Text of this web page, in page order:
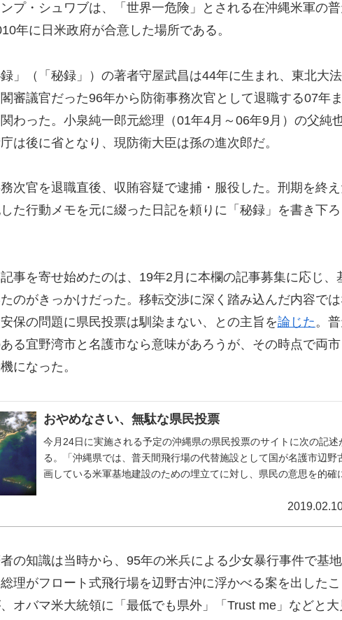
プ・シュワブは、「世界一危険」とされる在沖縄米軍の
年に日米政府が合意した場所である。
録」（「秘録」）の著者守屋武昌は44年に生まれ、東北大
審議官だった96年から防衛事務次官として退職する07年
わった。小泉純一郎元総理（01年4月～06年9月）の父純
は後に省となり、現防衛大臣は孫の進次郎だ。
次官を退職直後、収賄容疑で逮捕・服役した。刑期を終え
た行動メモを元に綴った日記を頼りに「秘録」を書き下
事を寄せ始めたのは、19年2月に本欄の記事募集に応じ、
のがきっかけだった。移転交渉に深く踏み込んだ内容で
保の問題に県民投票は馴染まない、との主旨を論じた。
る宜野湾市と名護市なら意味があろうが、その時点で両
になった。
おやめなさい、無駄な県民投票
今月24日に実施される予定の沖縄県の県民投票のサイトに次の記述
る。「沖縄県では、普天間飛行場の代替施設として国が名護市辺野
画している米軍基地建設のための埋立てに対し、県民の意思を的確
の知識は当時から、95年の米兵による少女暴行事件で基
理がフロート式飛行場を辺野古沖に浮かべる案を出した
オバマ米大統領に「最低でも県外」「Trust me」などと大